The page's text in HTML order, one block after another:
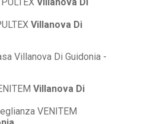
Villanova Di
Villanova Di
VENITEM